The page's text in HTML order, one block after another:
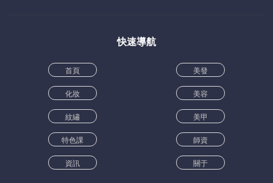
快速導航
首頁 美發
化妝 美容
紋繡 美甲
特色課 師資
資訊 關于